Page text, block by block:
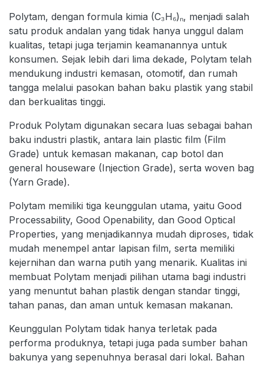
Polytam, dengan formula kimia (C₃H₆)ₙ, menjadi salah
satu produk andalan yang tidak hanya unggul dalam
kualitas, tetapi juga terjamin keamanannya untuk
konsumen. Sejak lebih dari lima dekade, Polytam telah
mendukung industri kemasan, otomotif, dan rumah
tangga melalui pasokan bahan baku plastik yang stabil
dan berkualitas tinggi.
Produk Polytam digunakan secara luas sebagai bahan
baku industri plastik, antara lain plastic film (Film
Grade) untuk kemasan makanan, cap botol dan
general houseware (Injection Grade), serta woven bag
(Yarn Grade).
Polytam memiliki tiga keunggulan utama, yaitu Good
Processability, Good Openability, dan Good Optical
Properties, yang menjadikannya mudah diproses, tidak
mudah menempel antar lapisan film, serta memiliki
kejernihan dan warna putih yang menarik. Kualitas ini
membuat Polytam menjadi pilihan utama bagi industri
yang menuntut bahan plastik dengan standar tinggi,
tahan panas, dan aman untuk kemasan makanan.
Keunggulan Polytam tidak hanya terletak pada
performa produknya, tetapi juga pada sumber bahan
bakunya yang sepenuhnya berasal dari lokal. Bahan